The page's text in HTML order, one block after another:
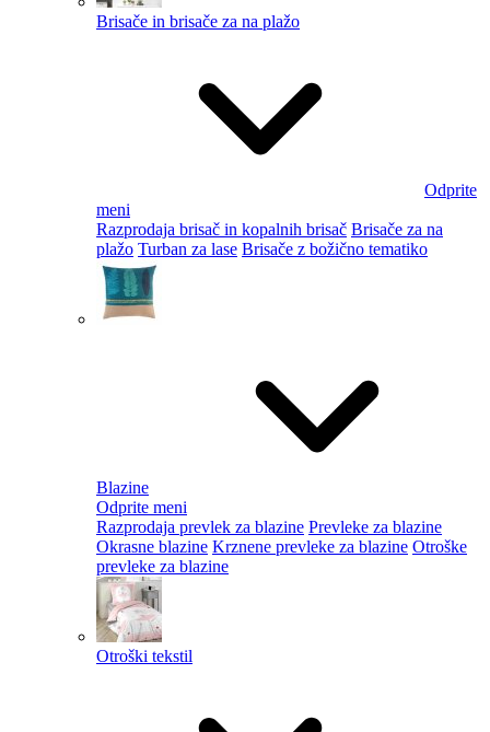
Brisače in brisače za na plažo
Odprite
meni
Razprodaja brisač in kopalnih brisač Brisače za na
plažo Turban za lase Brisače z božično tematiko
Blazine
Odprite meni
Razprodaja prevlek za blazine Prevleke za blazine
Okrasne blazine Krznene prevleke za blazine Otroške
prevleke za blazine
Otroški tekstil